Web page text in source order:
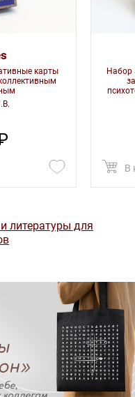
карты
Набор
В
литературы для